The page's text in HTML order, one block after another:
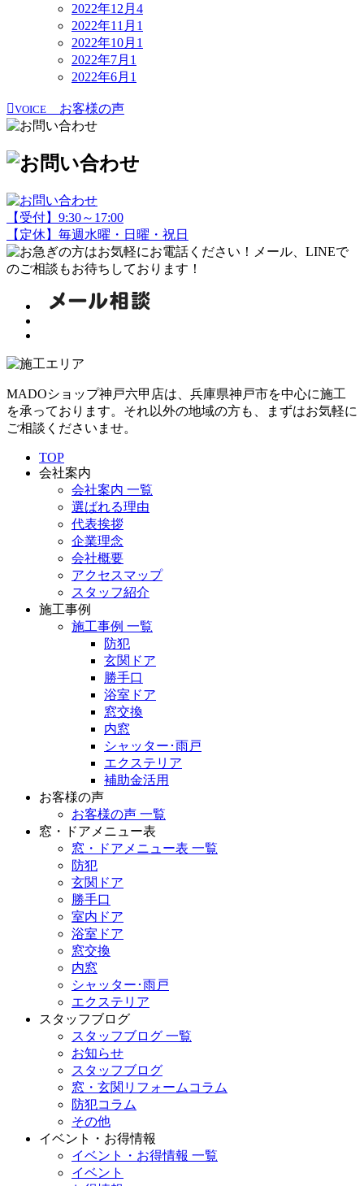
2022年12月 4
2022年11月 1
2022年10月 1
2022年7月 1
2022年6月 1
VOICE お客様の声
【受付】9:30～17:00
【定休】毎週水曜・日曜・祝日
MADOショップ神戸六甲店は、兵庫県神戸市を中心に施工
を承っております。それ以外の地域の方も、まずはお気軽に
ご相談くださいませ。
TOP
会社案内
会社案内 一覧
選ばれる理由
代表挨拶
企業理念
会社概要
アクセスマップ
スタッフ紹介
施工事例
施工事例 一覧
防犯
玄関ドア
勝手口
浴室ドア
窓交換
内窓
シャッター･雨戸
エクステリア
補助金活用
お客様の声
お客様の声 一覧
窓・ドアメニュー表
窓・ドアメニュー表 一覧
防犯
玄関ドア
勝手口
室内ドア
浴室ドア
窓交換
内窓
シャッター･雨戸
エクステリア
スタッフブログ
スタッフブログ 一覧
お知らせ
スタッフブログ
窓・玄関リフォームコラム
防犯コラム
その他
イベント・お得情報
イベント・お得情報 一覧
イベント